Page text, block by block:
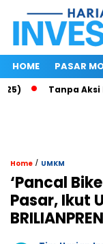
HOME PASAR
Tanpa Aksi
Home / UMKM
‘Pancal
Pasar, Ikut